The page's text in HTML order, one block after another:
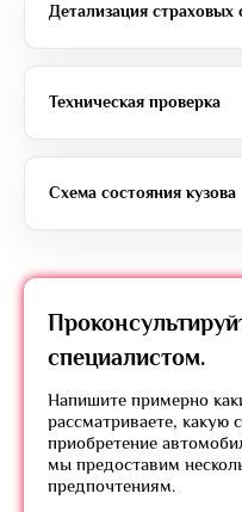
Детализация страховых
Техническая проверка
Схема состояния кузова
специалистом.
Напишите примерно
рассматриваете, какую
приобретение
мы предоставим
предпочтениям.